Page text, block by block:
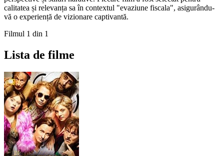
calitatea și relevanța sa în contextul "evaziune fiscala", asigurându-
vă o experiență de vizionare captivantă.
Filmul 1 din 1
Lista de filme